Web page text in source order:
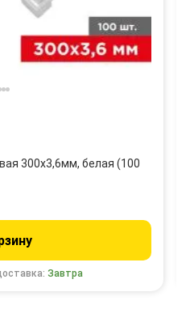
300x3,6мм, белая (100
Завтра